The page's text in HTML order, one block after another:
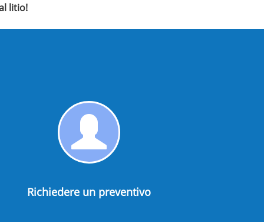
litio!
Richiedere
un
preventivo
Richiedere un preventivo